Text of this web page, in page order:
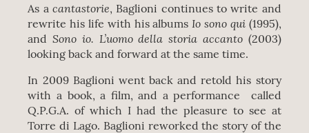
As acantastorie, Baglioni continues to write and
rewrite his life with his albumsIo sono qui (1995),
andSono io. L’uomo della storia accanto(2003)
looking back and forward at the same time.
In 2009 Baglioni went back and retold his story
with a book, a film, and a performance called
Q.P.G.A. of which I had the pleasure to see at
Torre di Lago. Baglioni reworked the story of the